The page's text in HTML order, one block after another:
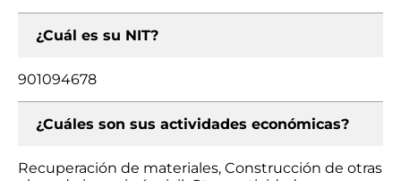
¿Cuál es su NIT?
901094678
¿Cuáles son sus actividades económicas?
Recuperación de materiales, Construcción de otras